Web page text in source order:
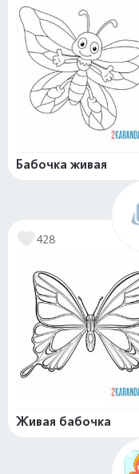
Бабочка живая
428
Живая бабочка